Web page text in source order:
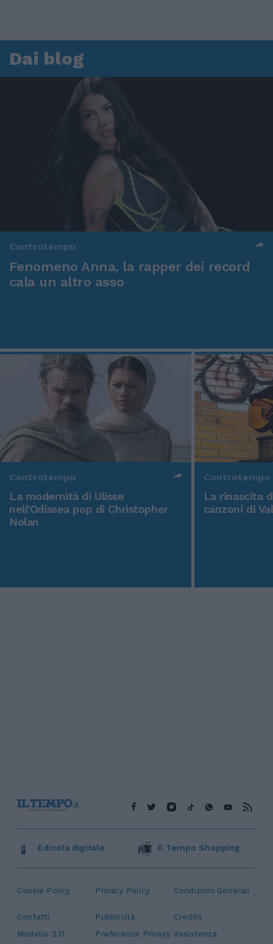
Dai blog
Controtempo
Fenomeno Anna, la rapper dei record
cala un altro asso
Controtempo
La modernità di Ulisse
nell'Odissea pop di Christopher
Nolan
Controtempo
La rinascita
canzoni di
Cookie Policy Privacy Policy Condizioni Generali
Contatti Pubblicità
Credits
Modello 231
Preferenze Privacy Assistenza
Edicola digitale Il Tempo Shopping